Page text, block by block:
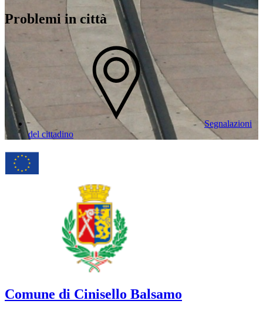
Problemi in città
Segnalazioni
del cittadino
Comune di Cinisello Balsamo